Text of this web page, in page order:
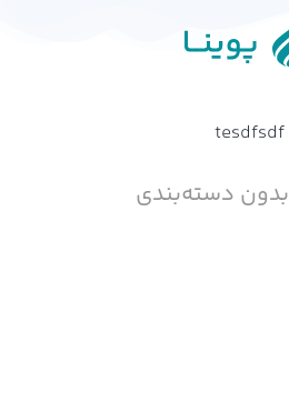
tesdfsdf
بدون دسته‌بندی